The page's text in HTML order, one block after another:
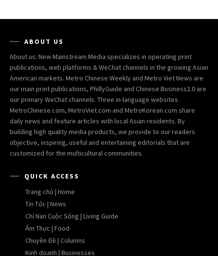
ABOUT US
About us: New Mainstream Media specializes in operating print
publications, web platforms & WeChat channels in the growing Asian
American markets. Metro Chinese Weekly and Metro Viet News are
our main print publications, PhillyGuide and Chinese Business2.0 are
our primary WeChat channels. Three in-language websites
MetroChinese.com, MetroViet.com and MetroKorean.com share
daily news and feature articles with local Asian residents. By
building high quality media products, we provide to our readers
objective, inspiring, useful and entertaining editorials that are
customized for the multicultural communities.
QUICK ACCESS
Trang chủ | Home
Tin Tức | News
Chỉ Nan Cuộc Sống | Living Guide
Ẩm Thực | Food
Chuyên Đề | Columns
Kinh doanh | Businesses